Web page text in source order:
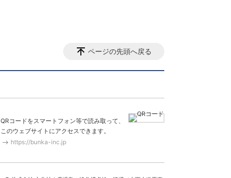
ページの先頭へ戻る
QRコードをスマートフォン等で読み取って、
このウェブサイトにアクセスできます。
https://bunka-inc.jp